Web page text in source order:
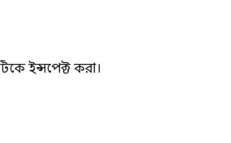
ইন্সপেক্ট করা।